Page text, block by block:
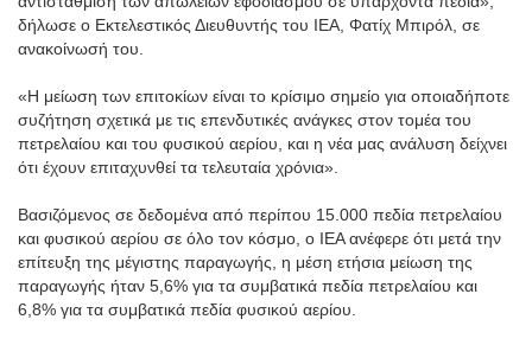
δήλωσε ο Εκτελεστικός Διευθυντής του IEA, Φατίχ Μπιρόλ, σε
ανακοίνωσή του.
«Η μείωση των επιτοκίων είναι το κρίσιμο σημείο για οποιαδήποτε
συζήτηση σχετικά με τις επενδυτικές ανάγκες στον τομέα του
πετρελαίου και του φυσικού αερίου, και η νέα μας ανάλυση δείχνει
ότι έχουν επιταχυνθεί τα τελευταία χρόνια».
Βασιζόμενος σε δεδομένα από περίπου 15.000 πεδία πετρελαίου
και φυσικού αερίου σε όλο τον κόσμο, ο IEA ανέφερε ότι μετά την
επίτευξη της μέγιστης παραγωγής, η μέση ετήσια μείωση της
παραγωγής ήταν 5,6% για τα συμβατικά πεδία πετρελαίου και
6,8% για τα συμβατικά πεδία φυσικού αερίου.